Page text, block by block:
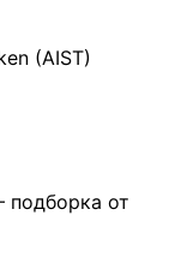
(AIST)
подборка от